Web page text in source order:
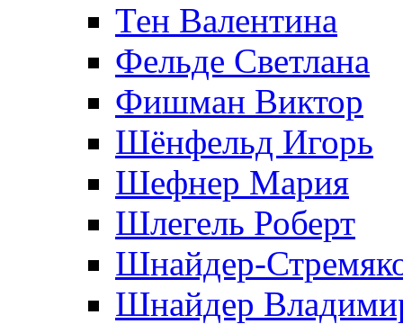
Тен Валентина
Фельде Светлана
Фишман Виктор
Шёнфельд Игорь
Шефнер Мария
Шлегель Роберт
Шнайдер-
Шнайдер